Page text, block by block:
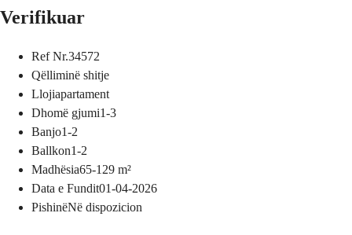
Verifikuar
Ref Nr.34572
Qëlliminë shitje
Llojiapartament
Dhomë gjumi1-3
Banjo1-2
Ballkon1-2
Madhësia65-129 m²
Data e Fundit01-04-2026
PishinëNë dispozicion